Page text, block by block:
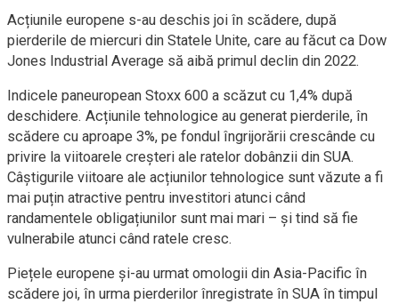
Acțiunile europene s-au deschis joi în scădere, după
pierderile de miercuri din Statele Unite, care au făcut ca Dow
Jones Industrial Average să aibă primul declin din 2022.
Indicele paneuropean Stoxx 600 a scăzut cu 1,4% după
deschidere. Acțiunile tehnologice au generat pierderile, în
scădere cu aproape 3%, pe fondul îngrijorării crescânde cu
privire la viitoarele creșteri ale ratelor dobânzii din SUA.
Câștigurile viitoare ale acțiunilor tehnologice sunt văzute a fi
mai puțin atractive pentru investitori atunci când
randamentele obligațiunilor sunt mai mari – și tind să fie
vulnerabile atunci când ratele cresc.
Piețele europene și-au urmat omologii din Asia-Pacific în
scădere joi, în urma pierderilor înregistrate în SUA în timpul